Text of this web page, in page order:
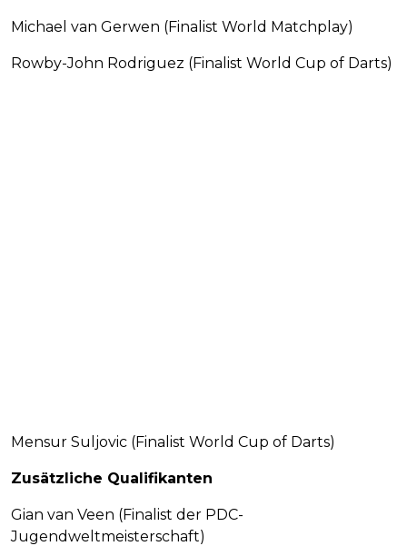
Michael van Gerwen (Finalist World Matchplay)
Rowby-John Rodriguez (Finalist World Cup of Darts)
Mensur Suljovic (Finalist World Cup of Darts)
Zusätzliche Qualifikanten
Gian van Veen (Finalist der PDC-
Jugendweltmeisterschaft)